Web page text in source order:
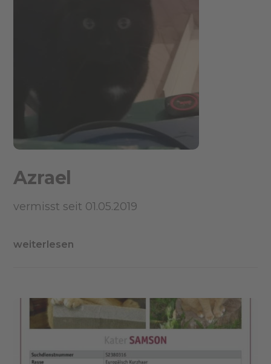
Azrael
vermisst seit 01.05.2019
weiterlesen